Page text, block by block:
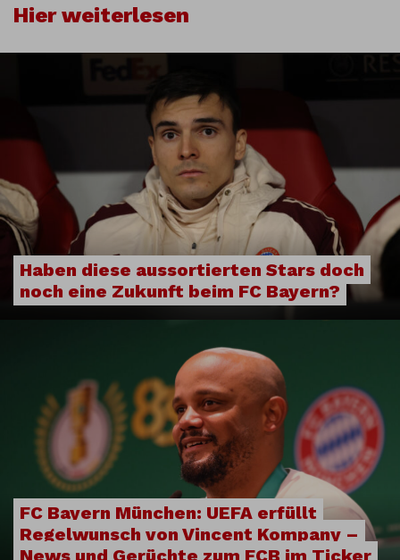
Hier weiterlesen
Haben diese aussortierten Stars doch
noch eine Zukunft beim FC Bayern?
FC Bayern München: UEFA erfüllt
Regelwunsch von Vincent Kompany –
News und Gerüchte zum FCB im Ticker